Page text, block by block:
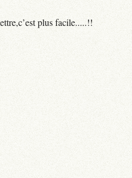
plus facile.....!!